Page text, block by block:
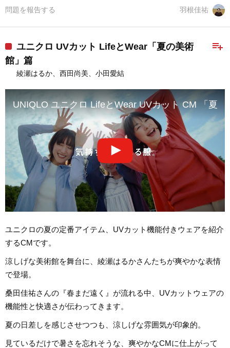
羽根佳祐
問題を報告する
playlist_add
ユニクロ UVカット LifeとWear「夏の美術
館」篇
綾瀬はるか、西田尚美、小田愛結
UNIQLO ユニクロ LifeとWear UVカット CM 「夏
ユニクロの夏の定番アイテム、UVカット機能付きウェアを紹介
するCMです。
涼しげな美術館を舞台に、綾瀬はるかさんたちが爽やかな表情
で登場。
桑田佳祐さんの『春まだ遠く』が流れる中、UVカットウェアの
機能性と快適さが伝わってきます。
夏の日差しを感じさせつつも、涼しげな雰囲気が印象的。
見ているだけで暑さを忘れそうな、爽やかなCMに仕上がって